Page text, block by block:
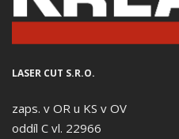
LASER CUT S.R.O.
zaps. v OR u KS v OV
oddíl C vl. 22966